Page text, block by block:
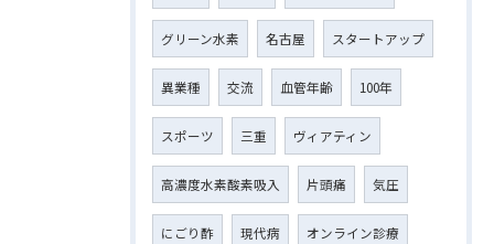
グリーン水素 名古屋 スタートアップ
異業種 交流 血管年齢 100年
スポーツ 三重 ヴィアティン
高濃度水素酸素吸入 片頭痛 気圧
にごり酢 現代病 オンライン診療